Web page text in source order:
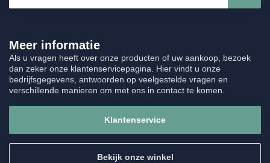
Meer informatie
Als u vragen heeft over onze producten of uw aankoop, bezoek
dan zeker onze klantenservicepagina. Hier vindt u onze
bedrijfsgegevens, antwoorden op veelgestelde vragen en
verschillende manieren om met ons in contact te komen.
Klantenservice
Bekijk onze winkel